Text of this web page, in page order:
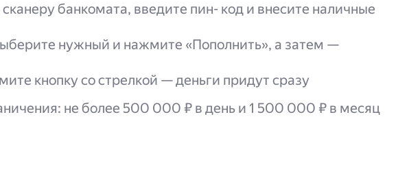
банкомата, введите пин- код и внесите наличные
нужный и нажмите «Пополнить», а затем —
кнопку со стрелкой — деньги придут сразу
не более 500 000 ₽ в день и 1 500 000 ₽ в месяц